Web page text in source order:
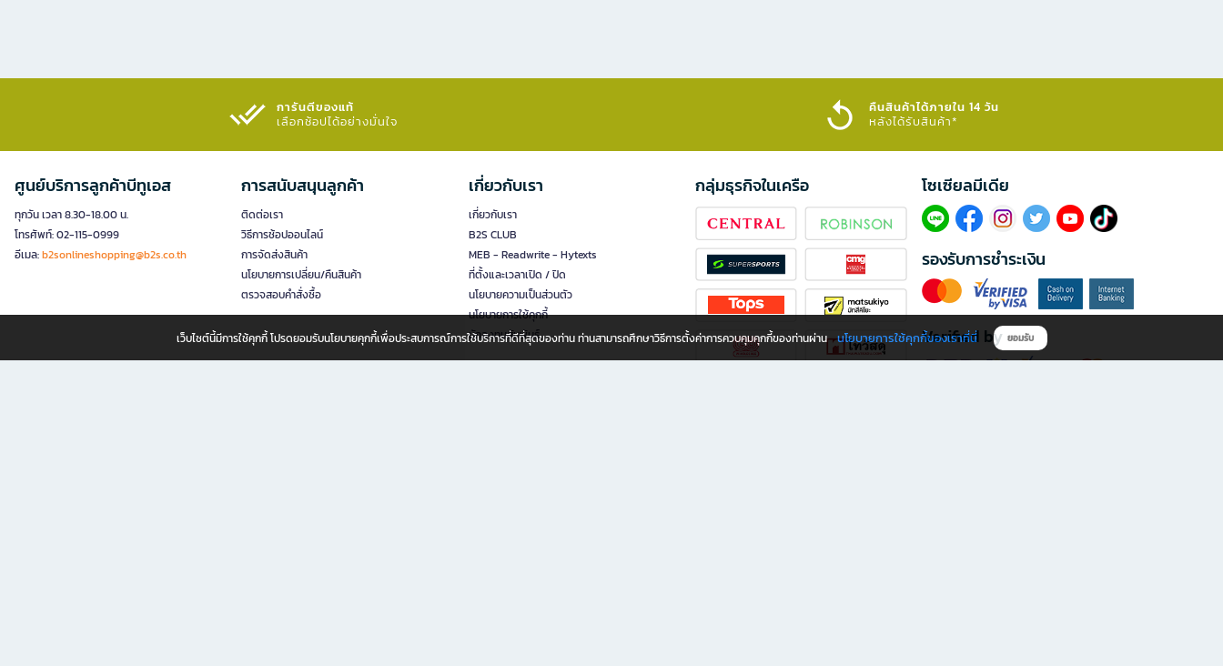
การันตีของแท้
เลือกช้อปได้อย่างมั่นใจ​
คืนสินค้าได้ภายใน 14 วัน
หลังได้รับสินค้า*
ศูนย์บริการลูกค้าบีทูเอส
ทุกวัน เวลา 8.30-18.00 น.
โทรศัพท์: 02-115-0999
อีเมล:b2sonlineshopping@b2s.co.th
การสนับสนุนลูกค้า
ติดต่อเรา
วิธีการช้อปออนไลน์
การจัดส่งสินค้า
นโยบายการเปลี่ยน/คืนสินค้า
ตรวจสอบคำสั่งซื้อ
เกี่ยวกับเรา
เกี่ยวกับเรา
B2S CLUB
MEB - Readwrite - Hytexts
ที่ตั้งและเวลาเปิด / ปิด
นโยบายความเป็นส่วนตัว
นโยบายการใช้คุกกี้
นักลงทุนสัมพันธ์
กลุ่มธุรกิจในเครือ โซเซียลมีเดีย​
รองรับการชำระเงิน
Verified by
เว็บไซต์นี้มีการใช้คุกกี้ โปรดยอมรับนโยบายคุกกี้เพื่อประสบการณ์การใช้บริการที่ดีที่สุดของท่าน ท่านสามารถศึกษาวิธีการตั้งค่าการควบคุมคุกกี้ของท่านผ่าน นโยบายการใช้คุกกี้ของเราที่นี่ ยอมรับ